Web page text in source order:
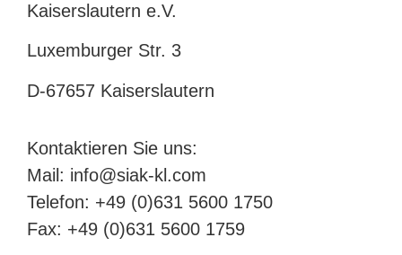
Kaiserslautern e.V.
Luxemburger Str. 3
D-67657 Kaiserslautern
Kontaktieren Sie uns:
Mail: info@siak-kl.com
Telefon: +49 (0)631 5600 1750
Fax: +49 (0)631 5600 1759